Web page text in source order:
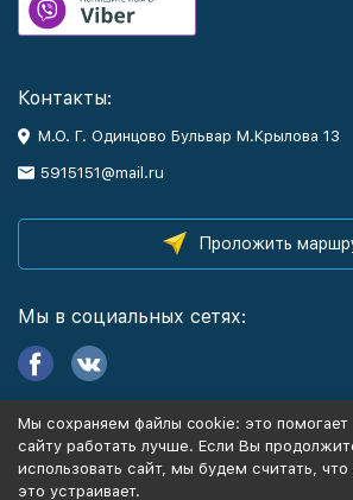
Контакты:
М.О. Г. Одинцово Бульвар М.Крылова 13
5915151@mail.ru
Проложить
Мы в социальных сетях:
Информация
Мы сохраняем файлы cookie: это помогает
сайту работать лучше. Если Вы
использовать сайт, мы будем считать, что
это устраивает.